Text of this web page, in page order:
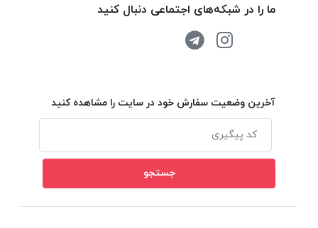
ما را در شبکه‌های اجتماعی دنبال کنید
آخرین وضعیت سفارش خود در سایت را مشاهده کنید